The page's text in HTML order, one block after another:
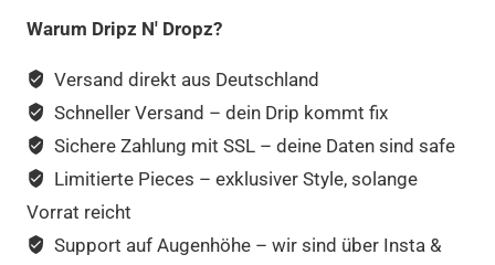
Warum Dripz N' Dropz?
Versand direkt aus Deutschland
Schneller Versand – dein Drip kommt fix
Sichere Zahlung mit SSL – deine Daten sind safe
Limitierte Pieces – exklusiver Style, solange
Vorrat reicht
Support auf Augenhöhe – wir sind über Insta &